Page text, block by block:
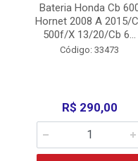
Bateria Honda Cb
Hornet 2008 A 2015/
500f/X 13/20/Cb 6...
Código: 33473
R$ 290,00